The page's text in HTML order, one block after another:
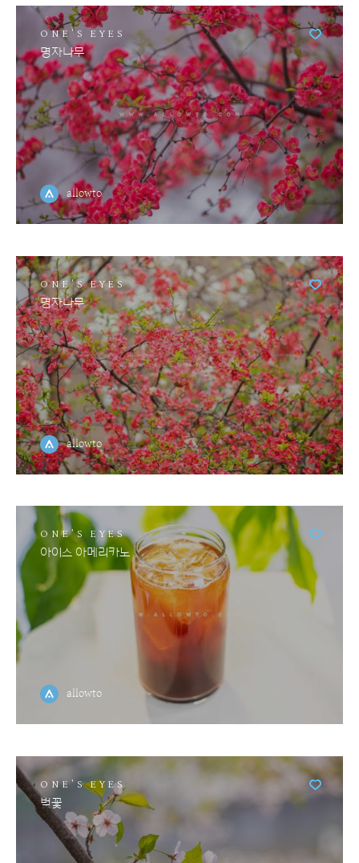
ONE'S EYES
명자나무
allowto
ONE'S EYES
명자나무
allowto
ONE'S EYES
아이스 아메리카노
allowto
ONE'S EYES
벚꽃